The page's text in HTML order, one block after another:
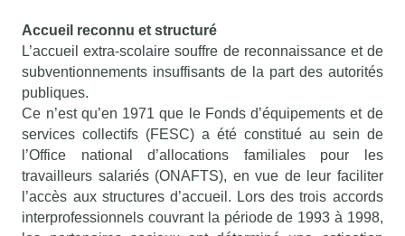
Accueil reconnu et structuré
L’accueil extra-scolaire souffre de reconnaissance et de
subventionnements insuffisants de la part des autorités
publiques.
Ce n’est qu’en 1971 que le Fonds d’équipements et de
services collectifs (FESC) a été constitué au sein de
l’Office national d’allocations familiales pour les
travailleurs salariés (ONAFTS), en vue de leur faciliter
l’accès aux structures d’accueil. Lors des trois accords
interprofessionnels couvrant la période de 1993 à 1998,